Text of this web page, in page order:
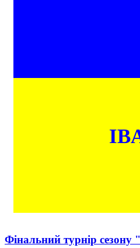
Фінальний турнір сезону